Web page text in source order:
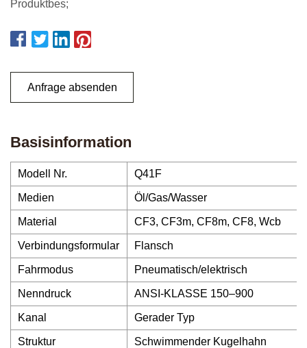
Produktbes;
Anfrage absenden
Basisinformation
Modell Nr. Q41F
Medien Öl/Gas/Wasser
Material CF3, CF3m, CF8m, CF8, Wcb
Verbindungsformular Flansch
Fahrmodus Pneumatisch/elektrisch
Nenndruck ANSI-KLASSE 150–900
Kanal Gerader Typ
Struktur Schwimmender Kugelhahn